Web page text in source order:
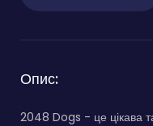
Опис:
2048 Dogs - це цікава